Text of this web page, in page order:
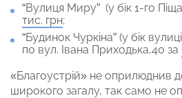
“Вулиця Миру” (у бік 1-го
тис. грн;
“Будинок Чуркіна” (у бік
по вул. Івана Приходька,40 за
«Благоустрій» не оприлюднив
широкого загалу, так само не